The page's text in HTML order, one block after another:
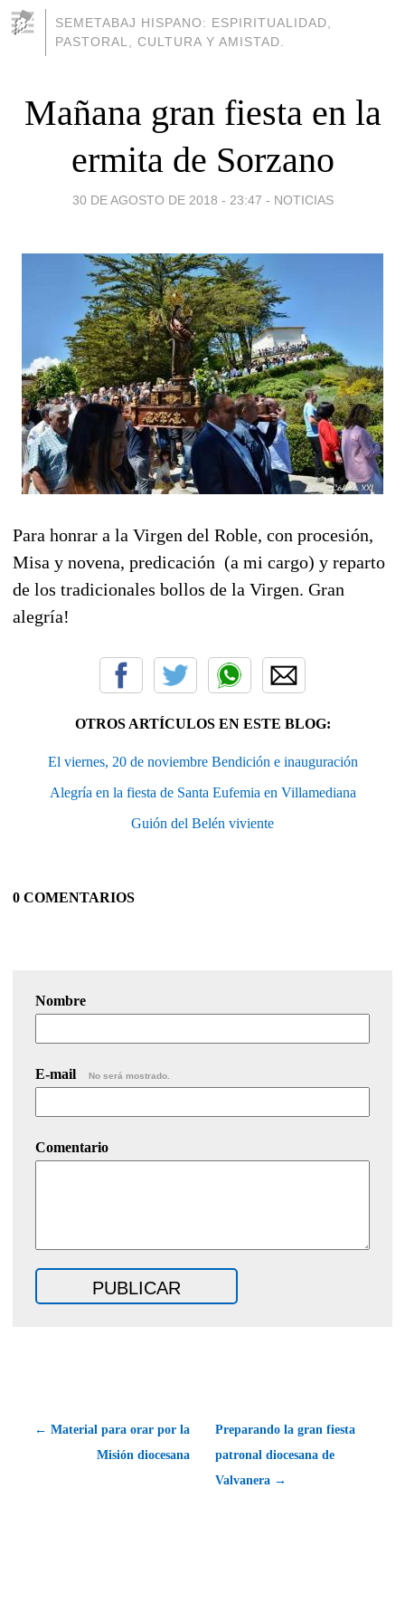
SEMETABAJ HISPANO: ESPIRITUALIDAD,
PASTORAL, CULTURA Y AMISTAD.
Mañana gran fiesta en la
ermita de Sorzano
30 DE AGOSTO DE 2018 - 23:47 - NOTICIAS
Para honrar a la Virgen del Roble, con procesión,
Misa y novena, predicación (a mi cargo) y reparto
de los tradicionales bollos de la Virgen. Gran
alegría!
OTROS ARTÍCULOS EN ESTE BLOG:
El viernes, 20 de noviembre Bendición e inauguración
Alegría en la fiesta de Santa Eufemia en Villamediana
Guión del Belén viviente
0 COMENTARIOS
Nombre
E-mail No será mostrado.
Comentario
← Material para orar por la
Misión diocesana
Preparando la gran fiesta
patronal diocesana de
Valvanera →